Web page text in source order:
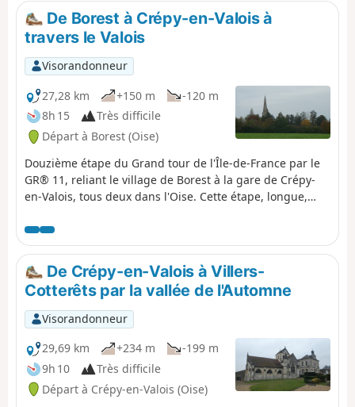
De Borest à Crépy-en-Valois à
travers le Valois
Visorandonneur
27,28 km
+150 m
-120 m
8h 15
Très difficile
Départ à Borest (Oise)
Douzième étape du Grand tour de l'Île-de-France par le
GR® 11, reliant le village de Borest à la gare de Crépy-
en-Valois, tous deux dans l'Oise. Cette étape, longue,
en-Valois, principalement à travers des plaines agricoles
et des passages en sous-bois.
De Crépy-en-Valois à Villers-
Cotterêts par la vallée de l'Automne
Visorandonneur
29,69 km
+234 m
-199 m
9h 10
Très difficile
Départ à Crépy-en-Valois (Oise)